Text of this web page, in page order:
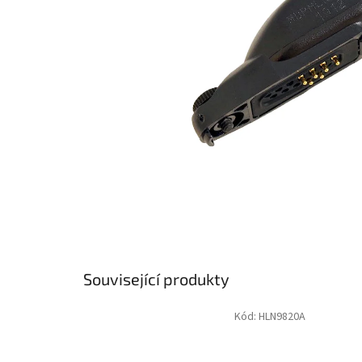
Související produkty
Kód: HLN9820A